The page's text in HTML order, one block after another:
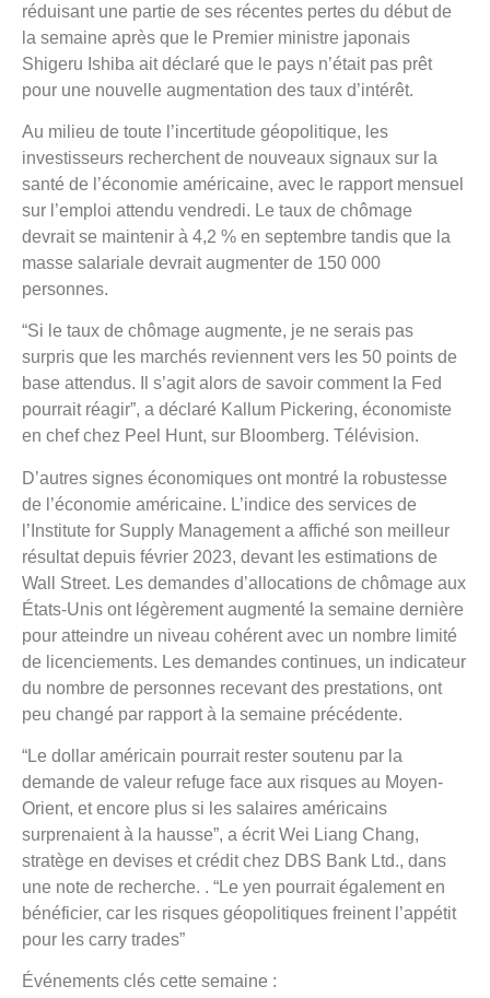
réduisant une partie de ses récentes pertes du début de
la semaine après que le Premier ministre japonais
Shigeru Ishiba ait déclaré que le pays n’était pas prêt
pour une nouvelle augmentation des taux d’intérêt.
Au milieu de toute l’incertitude géopolitique, les
investisseurs recherchent de nouveaux signaux sur la
santé de l’économie américaine, avec le rapport mensuel
sur l’emploi attendu vendredi. Le taux de chômage
devrait se maintenir à 4,2 % en septembre tandis que la
masse salariale devrait augmenter de 150 000
personnes.
“Si le taux de chômage augmente, je ne serais pas
surpris que les marchés reviennent vers les 50 points de
base attendus. Il s’agit alors de savoir comment la Fed
pourrait réagir”, a déclaré Kallum Pickering, économiste
en chef chez Peel Hunt, sur Bloomberg. Télévision.
D’autres signes économiques ont montré la robustesse
de l’économie américaine. L’indice des services de
l’Institute for Supply Management a affiché son meilleur
résultat depuis février 2023, devant les estimations de
Wall Street. Les demandes d’allocations de chômage aux
États-Unis ont légèrement augmenté la semaine dernière
pour atteindre un niveau cohérent avec un nombre limité
de licenciements. Les demandes continues, un indicateur
du nombre de personnes recevant des prestations, ont
peu changé par rapport à la semaine précédente.
“Le dollar américain pourrait rester soutenu par la
demande de valeur refuge face aux risques au Moyen-
Orient, et encore plus si les salaires américains
surprenaient à la hausse”, a écrit Wei Liang Chang,
stratège en devises et crédit chez DBS Bank Ltd., dans
une note de recherche. . “Le yen pourrait également en
bénéficier, car les risques géopolitiques freinent l’appétit
pour les carry trades”
Événements clés cette semaine :